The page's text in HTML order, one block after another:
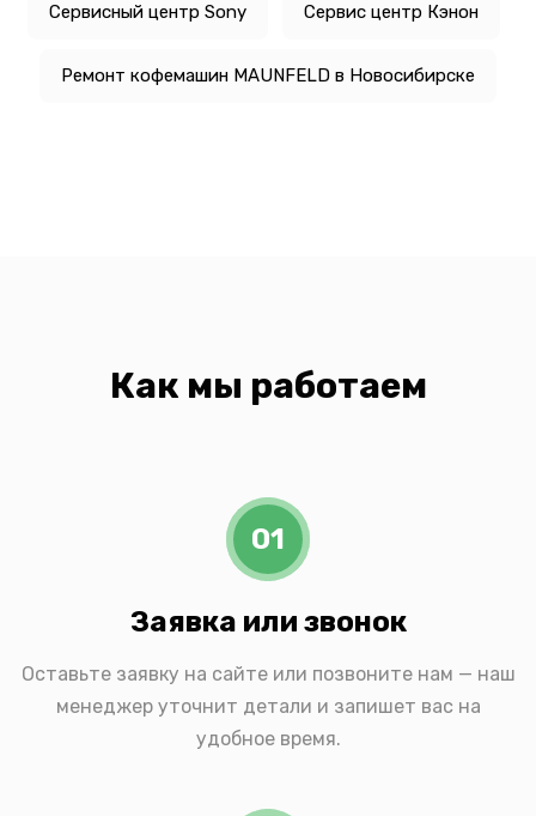
Сервисный центр Sony Сервис центр Кэнон
Ремонт кофемашин MAUNFELD в Новосибирске
Как мы работаем
01
Заявка или звонок
Оставьте заявку на сайте или позвоните нам — наш
менеджер уточнит детали и запишет вас на
удобное время.